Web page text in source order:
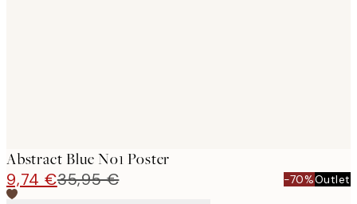
Abstract Blue No1 Poster
9,74 €35,95 € -70%Outlet